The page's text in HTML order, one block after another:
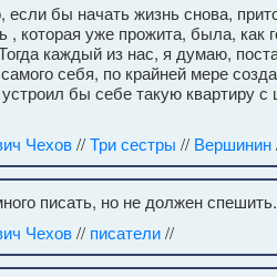
бы начать жизнь снова,
которая уже прожита, была, как
каждый из нас, я думаю,
самого себя, по крайней мере
бы себе такую квартиру
Чехов//Три сестры // Вершинин
писать, но не должен спешить.
Чехов// писатели//